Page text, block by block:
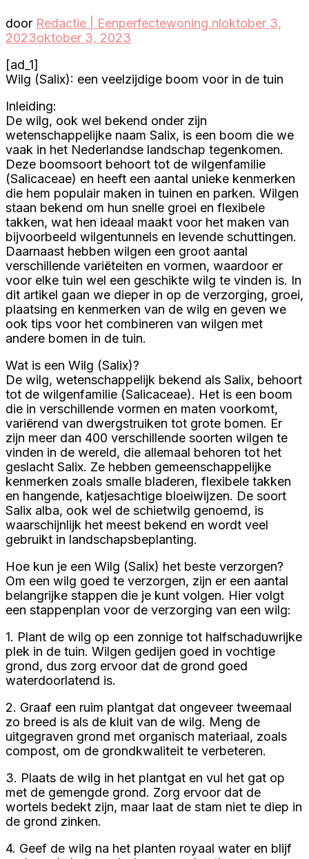
door Redactie | Eenperfectewoning.nloktober 3,
2023oktober 3, 2023
[ad_1]
Wilg (Salix): een veelzijdige boom voor in de tuin
Inleiding:
De wilg, ook wel bekend onder zijn
wetenschappelijke naam Salix, is een boom die we
vaak in het Nederlandse landschap tegenkomen.
Deze boomsoort behoort tot de wilgenfamilie
(Salicaceae) en heeft een aantal unieke kenmerken
die hem populair maken in tuinen en parken. Wilgen
staan bekend om hun snelle groei en flexibele
takken, wat hen ideaal maakt voor het maken van
bijvoorbeeld wilgentunnels en levende schuttingen.
Daarnaast hebben wilgen een groot aantal
verschillende variëteiten en vormen, waardoor er
voor elke tuin wel een geschikte wilg te vinden is. In
dit artikel gaan we dieper in op de verzorging, groei,
plaatsing en kenmerken van de wilg en geven we
ook tips voor het combineren van wilgen met
andere bomen in de tuin.
Wat is een Wilg (Salix)?
De wilg, wetenschappelijk bekend als Salix, behoort
tot de wilgenfamilie (Salicaceae). Het is een boom
die in verschillende vormen en maten voorkomt,
variërend van dwergstruiken tot grote bomen. Er
zijn meer dan 400 verschillende soorten wilgen te
vinden in de wereld, die allemaal behoren tot het
geslacht Salix. Ze hebben gemeenschappelijke
kenmerken zoals smalle bladeren, flexibele takken
en hangende, katjesachtige bloeiwijzen. De soort
Salix alba, ook wel de schietwilg genoemd, is
waarschijnlijk het meest bekend en wordt veel
gebruikt in landschapsbeplanting.
Hoe kun je een Wilg (Salix) het beste verzorgen?
Om een wilg goed te verzorgen, zijn er een aantal
belangrijke stappen die je kunt volgen. Hier volgt
een stappenplan voor de verzorging van een wilg:
1. Plant de wilg op een zonnige tot halfschaduwrijke
plek in de tuin. Wilgen gedijen goed in vochtige
grond, dus zorg ervoor dat de grond goed
waterdoorlatend is.
2. Graaf een ruim plantgat dat ongeveer tweemaal
zo breed is als de kluit van de wilg. Meng de
uitgegraven grond met organisch materiaal, zoals
compost, om de grondkwaliteit te verbeteren.
3. Plaats de wilg in het plantgat en vul het gat op
met de gemengde grond. Zorg ervoor dat de
wortels bedekt zijn, maar laat de stam niet te diep in
de grond zinken.
4. Geef de wilg na het planten royaal water en blijf